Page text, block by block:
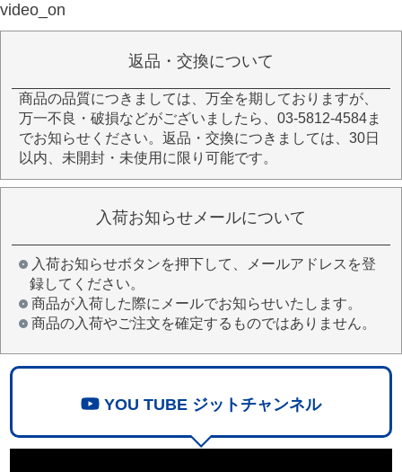
video_on
返品・交換について
商品の品質につきましては、万全を期しておりますが、
万一不良・破損などがございましたら、03-5812-4584ま
でお知らせください。返品・交換につきましては、30日
以内、未開封・未使用に限り可能です。
入荷お知らせメールについて
入荷お知らせボタンを押下して、メールアドレスを登
録してください。
商品が入荷した際にメールでお知らせいたします。
商品の入荷やご注文を確定するものではありません。
YOU TUBE ジットチャンネル